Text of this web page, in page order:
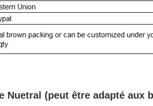
Nuetral (peut être adapté aux